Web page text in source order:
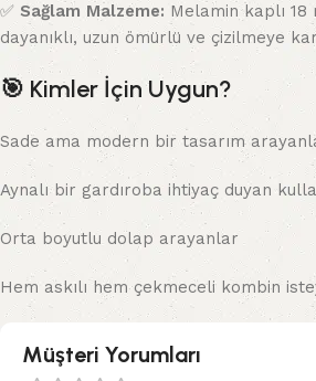
✅ Sağlam Malzeme: Melamin kaplı
dayanıklı, uzun ömürlü ve çizilmeye
🎯 Kimler İçin Uygun?
Sade ama modern bir tasarım
Aynalı bir gardıroba ihtiyaç duyan
Orta boyutlu dolap arayanlar
Hem askılı hem çekmeceli kombin
Müşteri Yorumları